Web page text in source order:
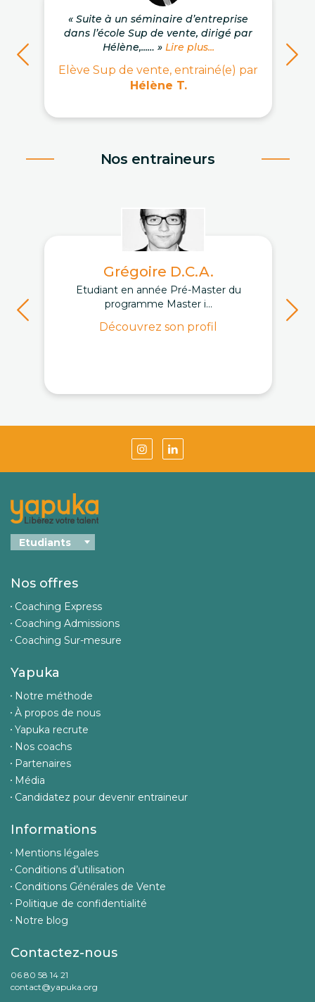
« Suite à un séminaire d’entreprise
dans l’école Sup de vente, dirigé par
Hélène,...… » Lire plus...
Elève Sup de vente, entrainé(e) par
Hélène T.
Nos entraineurs
Grégoire D.C.A.
Etudiant en année Pré-Master du
programme Master i...
Découvrez son profil
Nos offres
Coaching Express
Coaching Admissions
Coaching Sur-mesure
Yapuka
Notre méthode
À propos de nous
Yapuka recrute
Nos coachs
Partenaires
Média
Candidatez pour devenir entraineur
Informations
Mentions légales
Conditions d’utilisation
Conditions Générales de Vente
Politique de confidentialité
Notre blog
Contactez-nous
06 80 58 14 21
contact@yapuka.org